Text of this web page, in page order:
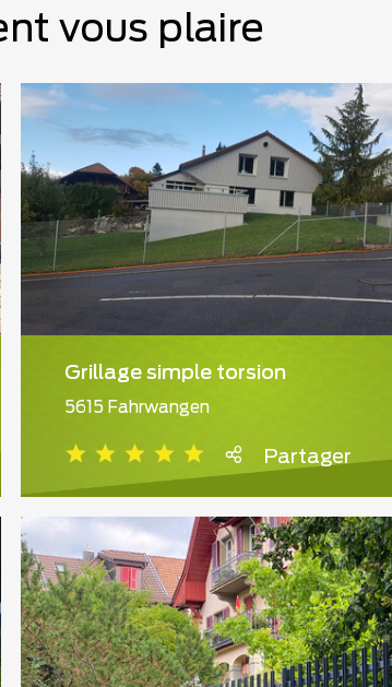
vous plaire
Grillage simple torsion
5615 Fahrwangen
Partager